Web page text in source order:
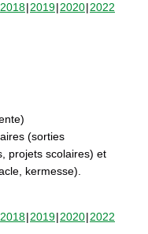
2018 2019 2020 2022
(sorties
projets scolaires) et
kermesse).
2018 2019 2020 2022